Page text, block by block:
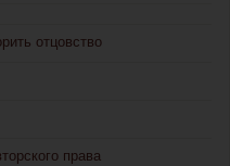
отцовство
права